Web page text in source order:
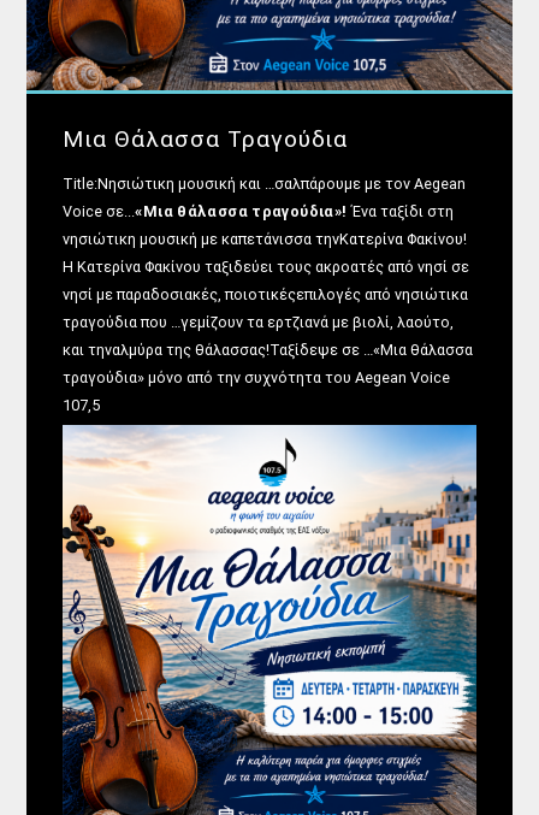
Θεμα Υγειας
22:00
14:00
Μια Θάλασσα Τραγούδια
14:00
16:00
ΜΟΥΣΙΚΗ
16:00
18:00
HOT 40 Θέμης Γεωργαντάς
18:00
20:00
Μελωδικές Ιστορίες
20:00
Μια Θάλασσα Τραγούδια
Title:Νησιώτικη μουσική και …σαλπάρουμε με τον Aegean
Voice σε...«Μια θάλασσα τραγούδια»!Ένα ταξίδι στη
νησιώτικη μουσική με καπετάνισσα τηνΚατερίνα Φακίνου!
Η Κατερίνα Φακίνου ταξιδεύει τους ακροατές από νησί σε
νησί με παραδοσιακές, ποιοτικέςεπιλογές από νησιώτικα
τραγούδια που …γεμίζουν τα ερτζιανά με βιολί, λαούτο,
και τηναλμύρα της θάλασσας!Ταξίδεψε σε …«Μια θάλασσα
τραγούδια» μόνο από την συχνότητα του Aegean Voice
107,5